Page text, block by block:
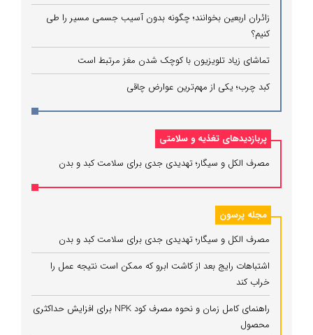
زائران اربعین بخوانند؛ چگونه بدون آسیب جسمی مسیر را طی
کنیم؟
تماشای زیاد تلویزیون با کوچک شدن مغز مرتبط است
کبد چرب؛ یکی از مهم‌ترین عوارض چاقی
پربازدیدهای تغذیه و سلامتی
مصرف الکل و سیگار؛ تهدیدی جدی برای سلامت کبد و بدن
مجله پرسون
مصرف الکل و سیگار؛ تهدیدی جدی برای سلامت کبد و بدن
اشتباهات رایج بعد از کاشت ابرو که ممکن است نتیجه عمل را
خراب کند
راهنمای کامل زمان و نحوه مصرف کود NPK برای افزایش حداکثری
محصول